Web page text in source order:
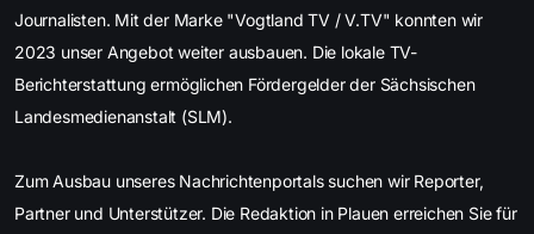
Journalisten. Mit der Marke "Vogtland TV / V.TV" konnten wir
2023 unser Angebot weiter ausbauen. Die lokale TV-
Berichterstattung ermöglichen Fördergelder der Sächsischen
Landesmedienanstalt (SLM).
Zum Ausbau unseres Nachrichtenportals suchen wir Reporter,
Partner und Unterstützer. Die Redaktion in Plauen erreichen Sie für